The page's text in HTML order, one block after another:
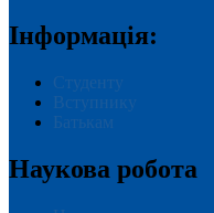
Інформація:
Студенту
Вступнику
Батькам
Наукова робота